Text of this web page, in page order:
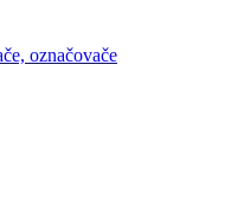
označovače